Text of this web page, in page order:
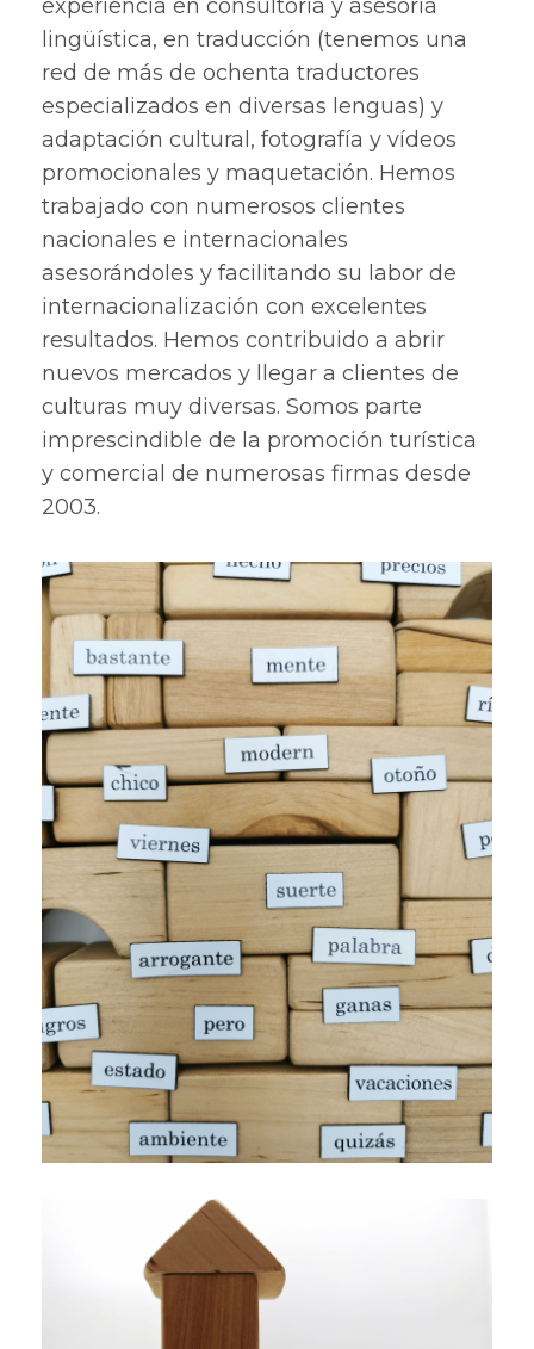
experiencia en consultoría y asesoría
lingüística, en traducción (tenemos una
red de más de ochenta traductores
especializados en diversas lenguas) y
adaptación cultural, fotografía y vídeos
promocionales y maquetación. Hemos
trabajado con numerosos clientes
nacionales e internacionales
asesorándoles y facilitando su labor de
internacionalización con excelentes
resultados. Hemos contribuido a abrir
nuevos mercados y llegar a clientes de
culturas muy diversas. Somos parte
imprescindible de la promoción turística
y comercial de numerosas firmas desde
2003.